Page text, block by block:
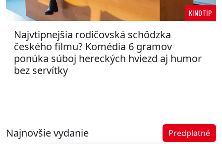
KINOTIP
Najvtipnejšia rodičovská schôdzka
českého filmu? Komédia 6 gramov
ponúka súboj hereckých hviezd aj humor
bez servítky
Najnovšie vydanie Predplatné